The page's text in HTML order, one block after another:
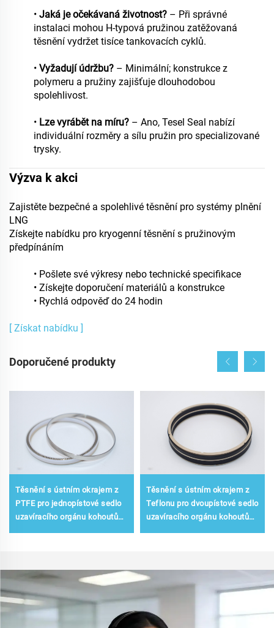
• Jaká je očekávaná životnost? – Při správné
instalaci mohou H-typová pružinou zatěžovaná
těsnění vydržet tisíce tankovacích cyklů.
• Vyžadují údržbu? – Minimální; konstrukce z
polymeru a pružiny zajišťuje dlouhodobou
spolehlivost.
• Lze vyrábět na míru? – Ano, Tesel Seal nabízí
individuální rozměry a sílu pružin pro specializované
trysky.
Výzva k akci
Zajistěte bezpečné a spolehlivé těsnění pro systémy plnění
LNG
Získejte nabídku pro kryogenní těsnění s pružinovým
předpínáním
• Pošlete své výkresy nebo technické specifikace
• Získejte doporučení materiálů a konstrukce
• Rychlá odpověď do 24 hodin
[ Získat nabídku ]
Doporučené produkty
Těsnění s ústním okrajem z
PTFE pro jednopístové sedlo
uzavíracího orgánu kohoutů
Těsnění s ústním okrajem z
Teflonu pro dvoupístové sedlo
uzavíracího orgánu kohoutů